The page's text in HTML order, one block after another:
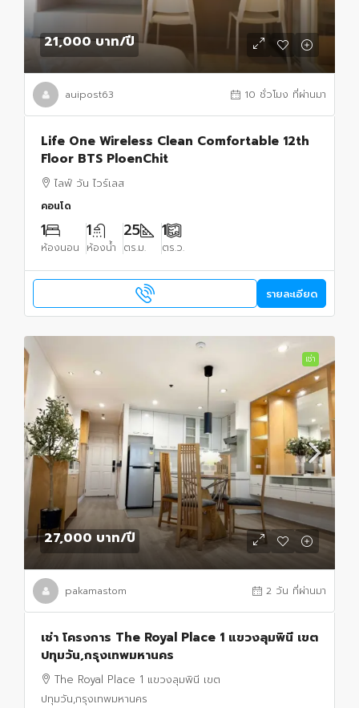
21,000 บาท/ปี
auipost63 10 ชั่วโมง ที่ผ่านมา
Life One Wireless Clean Comfortable 12th
Floor BTS PloenChit
ไลฟ์ วัน ไวร์เลส
คอนโด
1
ห้องนอน
1
ห้องน้ำ
25
ตร.ม.
1
ตร.ว.
รายละเอียด
เช่า
27,000 บาท/ปี
pakamastom 2 วัน ที่ผ่านมา
เช่า โครงการ The Royal Place 1 แขวงลุมพินี เขต
ปทุมวัน,กรุงเทพมหานคร
The Royal Place 1 แขวงลุมพินี เขต
ปทุมวัน,กรุงเทพมหานคร